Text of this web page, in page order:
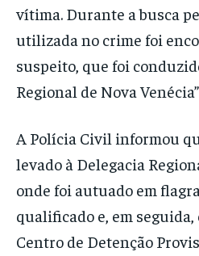
vítima. Durante a busca
utilizada no crime foi
suspeito, que foi
Regional de Nova
A Polícia Civil informou
levado à Delegacia
onde foi autuado em
qualificado e, em
Centro de Detenção